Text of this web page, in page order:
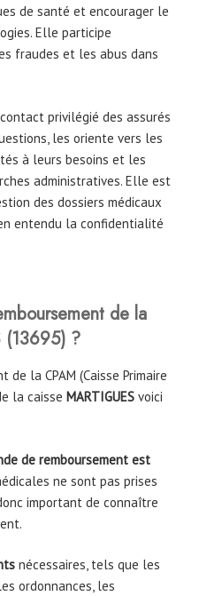
de santé et encourager le
Elle participe
fraudes et les abus dans
privilégié des assurés
les oriente vers les
à leurs besoins et les
administratives. Elle est
des dossiers médicaux
entendu la confidentialité
de la
(13695) ?
la CPAM (Caisse Primaire
la caisse MARTIGUES voici
de remboursement est
ne sont pas prises
important de connaître
nécessaires, tels que les
ordonnances, les